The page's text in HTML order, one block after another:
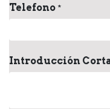
Telefono *
Introducción